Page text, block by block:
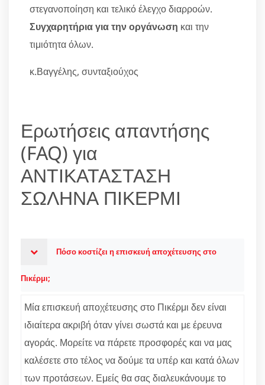
στεγανοποίηση και τελικό έλεγχο διαρροών.
Συγχαρητήρια για την οργάνωση και την
τιμιότητα όλων.
κ.Βαγγέλης, συνταξιούχος
Ερωτήσεις απαντήσης
(FAQ) για
ΑΝΤΙΚΑΤΑΣΤΑΣΗ
ΣΩΛΗΝΑ ΠΙΚΕΡΜΙ
Πόσο κοστίζει η επισκευή αποχέτευσης στο
Πικέρμι;
Μία επισκευή αποχέτευσης στο Πικέρμι δεν είναι
ιδιαίτερα ακριβή όταν γίνει σωστά και με έρευνα
αγοράς. Μορείτε να πάρετε προσφορές και να μας
καλέσετε στο τέλος να δούμε τα υπέρ και κατά όλων
των προτάσεων. Εμείς θα σας διαλευκάνουμε το